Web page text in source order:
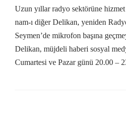
Uzun yıllar radyo sektörüne
nam-ı diğer Delikan, yeniden
Seymen’de mikrofon başına
Delikan, müjdeli haberi sosyal
Cumartesi ve Pazar günü 20.00 –